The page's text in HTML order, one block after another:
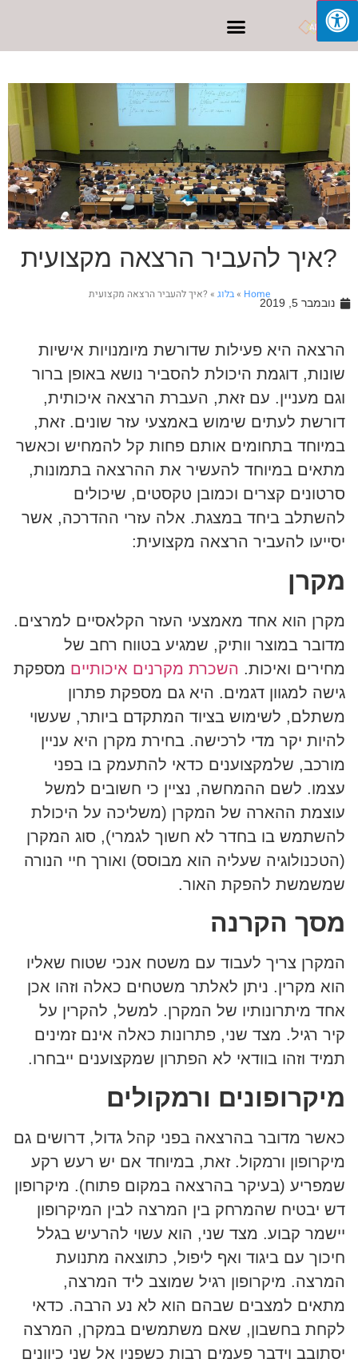
?איך להעביר הרצאה מקצועית
Home
»בלוג»?איך להעביר הרצאה מקצועית
נובמבר 5, 2019
הרצאה היא פעילות שדורשת מיומנויות אישיות
שונות, דוגמת היכולת להסביר נושא באופן ברור
וגם מעניין. עם זאת, העברת הרצאה איכותית,
דורשת לעתים שימוש באמצעי עזר שונים. זאת,
במיוחד בתחומים אותם פחות קל להמחיש וכאשר
מתאים במיוחד להעשיר את ההרצאה בתמונות,
סרטונים קצרים וכמובן טקסטים, שיכולים
להשתלב ביחד במצגת. אלה עזרי ההדרכה, אשר
יסייעו להעביר הרצאה מקצועית:
מקרן
מקרן הוא אחד מאמצעי העזר הקלאסיים למרצים.
מדובר במוצר וותיק, שמגיע בטווח רחב של
מחירים ואיכות.השכרת מקרנים איכותייםמספקת
גישה למגוון דגמים. היא גם מספקת פתרון
משתלם, לשימוש בציוד המתקדם ביותר, שעשוי
להיות יקר מדי לרכישה. בחירת מקרן היא עניין
מורכב, שלמקצוענים כדאי להתעמק בו בפני
עצמו. לשם ההמחשה, נציין כי חשובים למשל
עוצמת ההארה של המקרן (משליכה על היכולת
להשתמש בו בחדר לא חשוך לגמרי), סוג המקרן
(הטכנולוגיה שעליה הוא מבוסס) ואורך חיי הנורה
שמשמשת להפקת האור.
מסך הקרנה
המקרן צריך לעבוד עם משטח אנכי שטוח שאליו
הוא מקרין. ניתן לאלתר משטחים כאלה וזהו אכן
אחד מיתרונותיו של המקרן. למשל, להקרין על
קיר רגיל. מצד שני, פתרונות כאלה אינם זמינים
תמיד וזהו בוודאי לא הפתרון שמקצוענים ייבחרו.
מיקרופונים ורמקולים
כאשר מדובר בהרצאה בפני קהל גדול, דרושים גם
מיקרופון ורמקול. זאת, במיוחד אם יש רעש רקע
שמפריע (בעיקר בהרצאה במקום פתוח). מיקרופון
דש יבטיח שהמרחק בין המרצה לבין המיקרופון
יישמר קבוע. מצד שני, הוא עשוי להרעיש בגלל
חיכוך עם ביגוד ואף ליפול, כתוצאה מתנועת
המרצה. מיקרופון רגיל שמוצב ליד המרצה,
מתאים למצבים שבהם הוא לא נע הרבה. כדאי
לקחת בחשבון, שאם משתמשים במקרן, המרצה
יסתובב וידבר פעמים רבות כשפניו אל שני כיוונים